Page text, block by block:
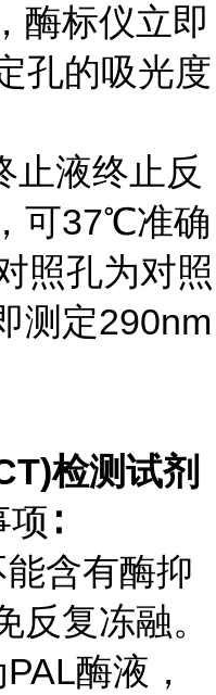
酶标仪立即
孔的吸光度
止液终止反
可37℃准确
照孔为对照
测定290nm
检测试剂
∶
含有酶抑
反复冻融。
酶液，